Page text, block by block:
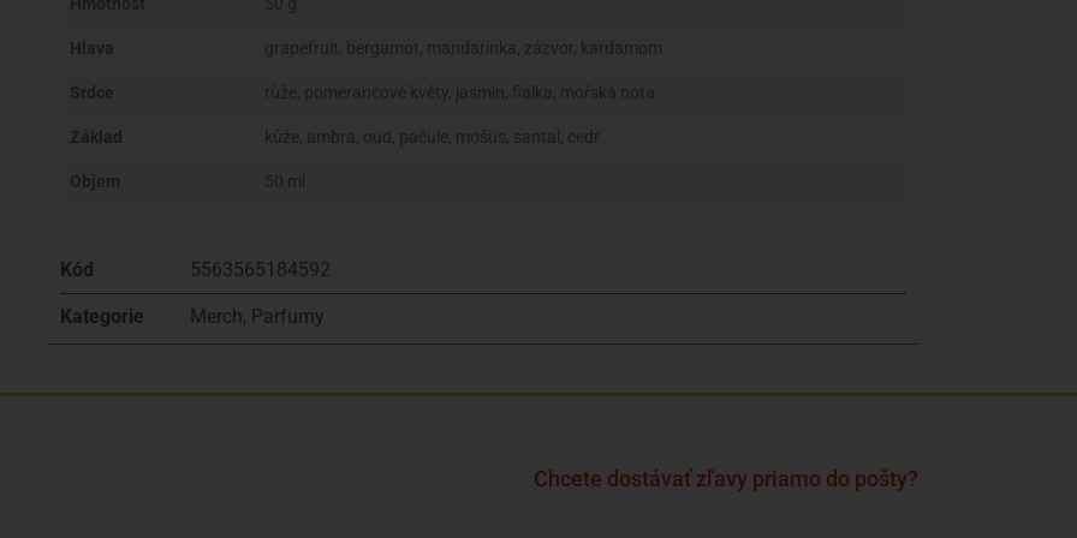
Hmotnosť 50 g
Hlava grapefruit, bergamot, mandarinka, zázvor, kardamom
Srdce růže, pomerančové květy, jasmín, fialka, mořská nota
Základ kůže, ambra, oud, pačule, mošus, santal, cedr
Objem 50 ml
Kód 5563565184592
Kategorie Merch, Parfumy
Chcete dostávať zľavy priamo do pošty?